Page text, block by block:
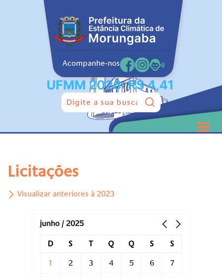
Acompanhe-nos
Pesquisar:
Licitações
Visualizar anteriores à 2023
junho / 2025
D S T Q Q S S
1 2 3 4 5 6 7